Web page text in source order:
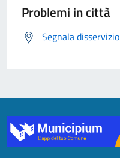
Problemi in città
Segnala disservizio